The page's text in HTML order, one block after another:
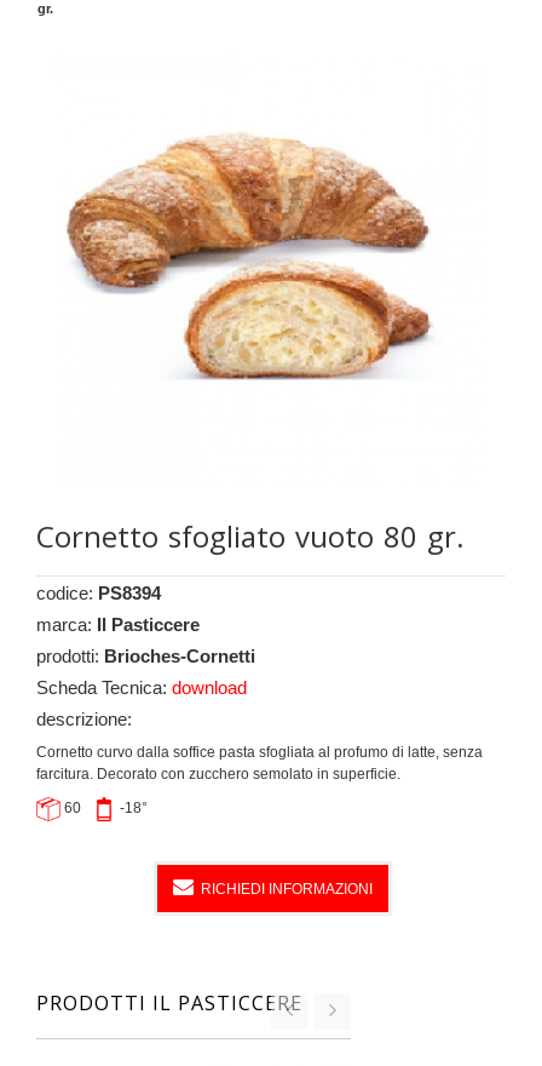
gr.
Cornetto sfogliato vuoto 80 gr.
codice: PS8394
marca: Il Pasticcere
prodotti: Brioches-Cornetti
Scheda Tecnica: download
descrizione:
Cornetto curvo dalla soffice pasta sfogliata al profumo di latte, senza
farcitura. Decorato con zucchero semolato in superficie.
60 -18°
RICHIEDI INFORMAZIONI
PRODOTTI IL PASTICCERE